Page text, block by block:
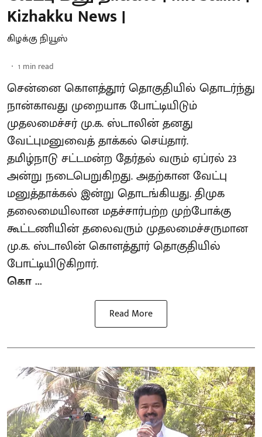
Kizhakku News |
கிழக்கு நியூஸ்
1 min read
சென்னை கொளத்தூர் தொகுதியில் தொடர்ந்து
நான்காவது முறையாக போட்டியிடும்
முதலமைச்சர் மு.க. ஸ்டாலின் தனது
வேட்புமனுவைத் தாக்கல் செய்தார்.
தமிழ்நாடு சட்டமன்ற தேர்தல் வரும் ஏப்ரல் 23
அன்று நடைபெறுகிறது. அதற்கான வேட்பு
மனுத்தாக்கல் இன்று தொடங்கியது. திமுக
தலைமையிலான மதச்சார்பற்ற முற்போக்கு
கூட்டணியின் தலைவரும் முதலமைச்சருமான
மு.க. ஸ்டாலின் கொளத்தூர் தொகுதியில்
போட்டியிடுகிறார்.
கொ ...
Read More